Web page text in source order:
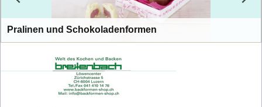
Pralinen und Schokoladenformen